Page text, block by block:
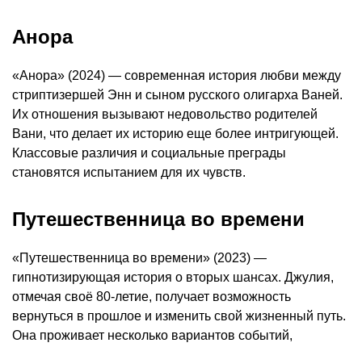
Анора
«Анора» (2024) — современная история любви между
стриптизершей Энн и сыном русского олигарха Ваней.
Их отношения вызывают недовольство родителей
Вани, что делает их историю еще более интригующей.
Классовые различия и социальные преграды
становятся испытанием для их чувств.
Путешественница во времени
«Путешественница во времени» (2023) —
гипнотизирующая история о вторых шансах. Джулия,
отмечая своё 80-летие, получает возможность
вернуться в прошлое и изменить свой жизненный путь.
Она проживает несколько вариантов событий,